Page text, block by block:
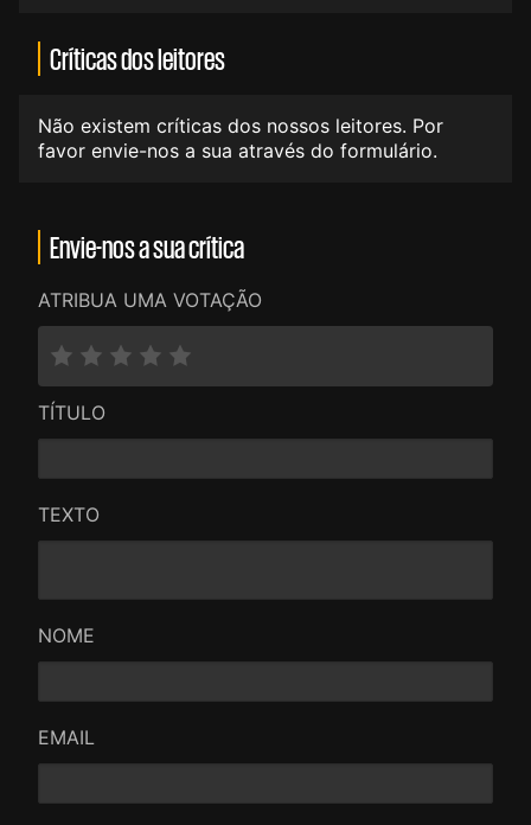
Críticas dos leitores
Não existem críticas dos nossos leitores. Por
favor envie-nos a sua através do formulário.
Envie-nos a sua crítica
ATRIBUA UMA VOTAÇÃO
TÍTULO
TEXTO
NOME
EMAIL